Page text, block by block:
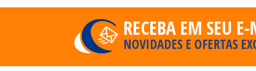
RECEBA EM SEU
NOVIDADES E OFERTAS